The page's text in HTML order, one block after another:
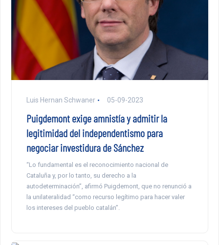
Luis Hernan Schwaner 05-09-2023
Puigdemont exige amnistía y admitir la
legitimidad del independentismo para
negociar investidura de Sánchez
“Lo fundamental es el reconocimiento nacional de
Cataluña y, por lo tanto, su derecho a la
autodeterminación”, afirmó Puigdemont, que no renunció a
la unilateralidad “como recurso legítimo para hacer valer
los intereses del pueblo catalán”.